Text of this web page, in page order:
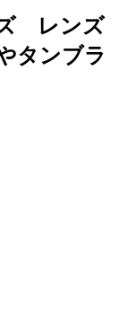
レンズ
タンブラ